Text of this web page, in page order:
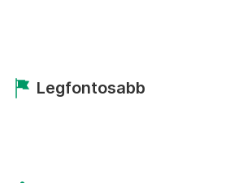
Legfontosabb